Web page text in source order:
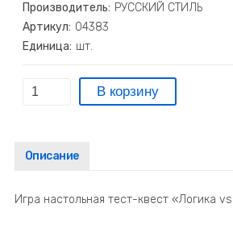
Производитель: РУССКИЙ СТИЛЬ
Артикул: 04383
Единица: шт.
Описание
Игра настольная тест-квест «Логика